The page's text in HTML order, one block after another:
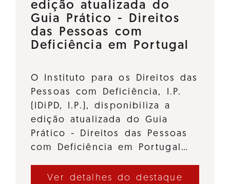
edição atualizada do
Guia Prático - Direitos
das Pessoas com
Deficiência em Portugal
O Instituto para os Direitos das
Pessoas com Deficiência, I.P.
(IDiPD, I.P.), disponibiliza a
edição atualizada do Guia
Prático - Direitos das Pessoas
com Deficiência em Portugal…
Ver detalhes do destaque